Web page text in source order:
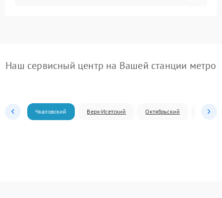
Наш сервисный центр на Вашей станции метро
Чкаловский Верх-Исетский Октябрьский